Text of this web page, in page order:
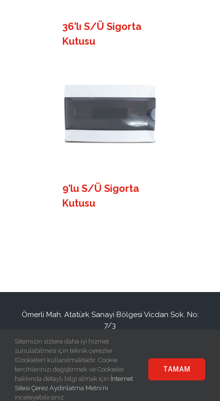
36’lı S/Ü Sigorta
Kutusu
9’lu S/Ü Sigorta
Kutusu
Ömerli Mah. Atatürk Sanayi Bölgesi Vicdan Sok. No:
7/3
+90(212) 886 94 34
© Copyright2026 | Eraplast Elektrik San. ve Tic. A.Ş | All Rights
Sitemizin sizlere daha iyi hizmet
sunulabilmesi için teknik çerezler
(Cookieler) kullanılmaktadır. Cookie
tercihlerinizi değiştirmek ve Cookieler
hakkında detaylı bilgi almak için İnternet
Sitesi Çerez Aydınlatma Metni’ni
inceleyebilirsiniz.
TAMAM